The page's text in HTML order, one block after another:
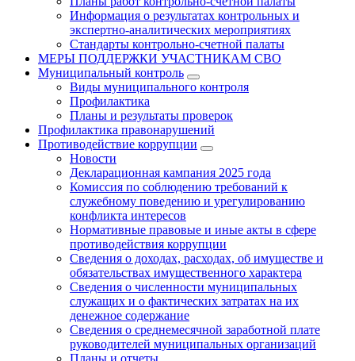
Информация о результатах контрольных и
экспертно-аналитических мероприятиях
Стандарты контрольно-счетной палаты
МЕРЫ ПОДДЕРЖКИ УЧАСТНИКАМ СВО
Муниципальный контроль
Виды муниципального контроля
Профилактика
Планы и результаты проверок
Профилактика правонарушений
Противодействие коррупции
Новости
Декларационная кампания 2025 года
Комиссия по соблюдению требований к
служебному поведению и урегулированию
конфликта интересов
Нормативные правовые и иные акты в сфере
противодействия коррупции
Сведения о доходах, расходах, об имуществе и
обязательствах имущественного характера
Сведения о численности муниципальных
служащих и о фактических затратах на их
денежное содержание
Сведения о среднемесячной заработной плате
руководителей муниципальных организаций